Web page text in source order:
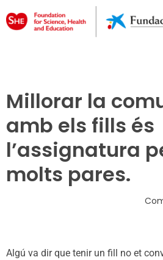
Millorar la
amb els fills és
l’assignatura
molts pares.
Algú va dir que tenir un fill no et